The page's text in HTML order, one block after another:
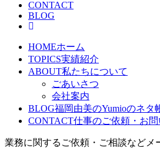
CONTACT
BLOG
HOMEホーム
TOPICS実績紹介
ABOUT私たちについて
ごあいさつ
会社案内
BLOG福岡由美のYumioのネタ
CONTACT仕事のご依頼・お
業務に関するご依頼・ご相談などメ